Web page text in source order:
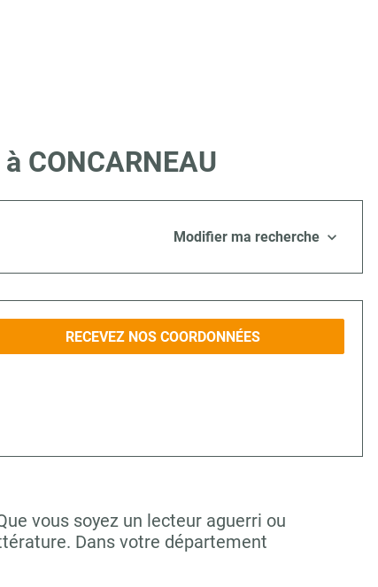
CONCARNEAU
Modifier ma recherche
RECEVEZ NOS COORDONNÉES
vous soyez un lecteur aguerri ou
Dans votre département